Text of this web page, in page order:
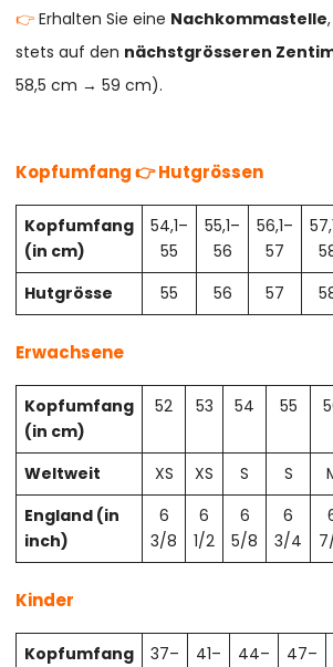
👉Erhalten Sie eine Nachkommastelle
stets auf den nächstgrösseren
58,5 cm → 59 cm).
Kopfumfang 👉 Hutgrössen
Kopfumfang
(in cm)
54,1–
55
55,1–
56
56,1–
57
Hutgrösse
55 56 57
Erwachsene
Kopfumfang
(in cm)
52 53 54 55
Weltweit XS XS S S
England (in
inch)
6
3/8
6
1/2
6
5/8
6
3/4
Kinder
Kopfumfang
37–
41–
44–
47–